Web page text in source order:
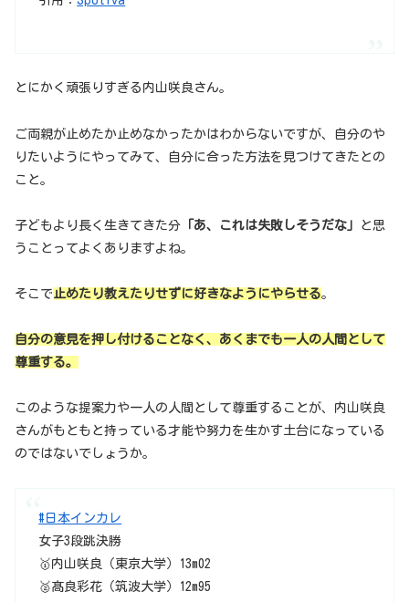
とにかく頑張りすぎる内山咲良さん。
ご両親が止めたか止めなかったかはわからないですが、自分のや
りたいようにやってみて、自分に合った方法を見つけてきたとの
こと。
子どもより長く生きてきた分 「あ、これは失敗しそうだな」
と思
うことってよくありますよね。
そこで止めたり教えたりせずに好きなようにやらせる。
自分の意見を押し付けることなく、あくまでも一人の人間として
尊重する。
このような提案力や一人の人間として尊重することが、内山咲良
さんがもともと持っている才能や努力を生かす土台になっている
のではないでしょうか。
#日本インカレ
女子3段跳決勝
🥇内山咲良（東京大学）13m02
🥈髙良彩花（筑波大学）12m95